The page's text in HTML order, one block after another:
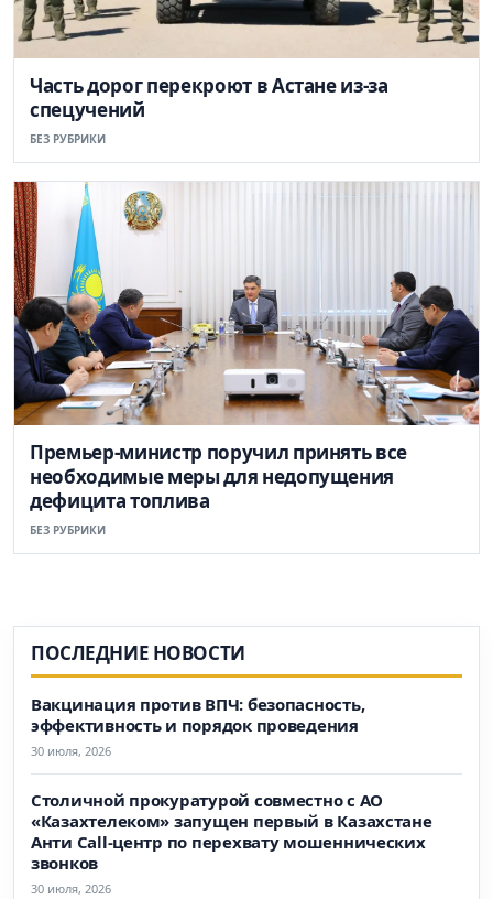
Часть дорог перекроют в Астане из-за
спецучений
БЕЗ РУБРИКИ
Премьер-министр поручил принять все
необходимые меры для недопущения
дефицита топлива
БЕЗ РУБРИКИ
ПОСЛЕДНИЕ НОВОСТИ
Вакцинация против ВПЧ: безопасность,
эффективность и порядок проведения
30 июля, 2026
Столичной прокуратурой совместно с АО
«Казахтелеком» запущен первый в Казахстане
Анти Call-центр по перехвату мошеннических
звонков
30 июля, 2026